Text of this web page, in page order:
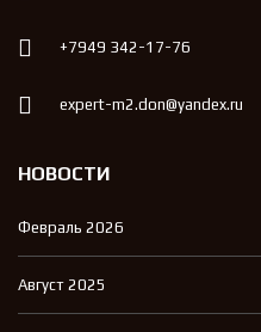
+7949 342-17-76
expert-m2.don@yandex.ru
НОВОСТИ
Февраль 2026
Август 2025